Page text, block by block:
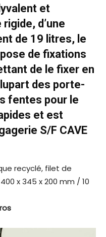
et
d’une
de 19 litres, le
de fixations
de le fixer en
des porte-
fentes pour le
et est
S/F CAVE
recyclé, filet de
x 345 x 200 mm / 10